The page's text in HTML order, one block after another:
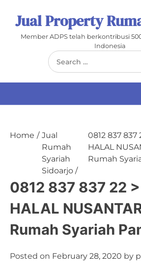
contentJual Property
Member ADPS telah berkontribusi
Indonesia
Search
for:
Home
Jual
Rumah
Syariah
Sidoarjo
0812 837 837
HALAL
Rumah
0812 837 837 22
HALAL
Rumah Syariah
Posted on February 28, 2020 by